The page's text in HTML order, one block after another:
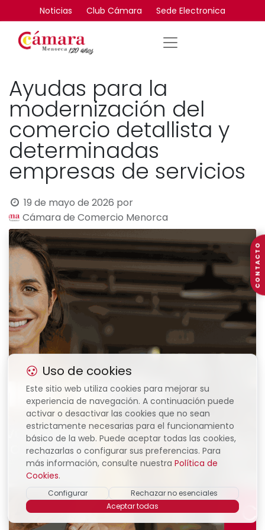
Noticias Club Cámara Sede Electronica
Ayudas para la
modernización del
comercio detallista y
determinadas
empresas de servicios
19 de mayo de 2026 por
Cámara de Comercio Menorca
Uso de cookies
Este sitio web utiliza cookies para mejorar su
experiencia de navegación. A continuación puede
activar o desactivar las cookies que no sean
estrictamente necesarias para el funcionamiento
básico de la web. Puede aceptar todas las cookies,
rechazarlas o configurar sus preferencias. Para
más información, consulte nuestra Política de
Cookies.
Configurar
Rechazar no esenciales
Aceptar todas
CONTACTO